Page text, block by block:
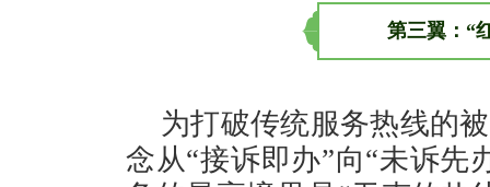
第三翼：“
为打破传统服务热线的
念从“接诉即办”向“未诉先